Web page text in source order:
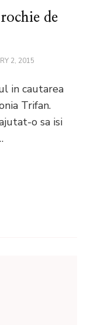
de
2, 2015
in cautarea
Trifan.
o sa isi